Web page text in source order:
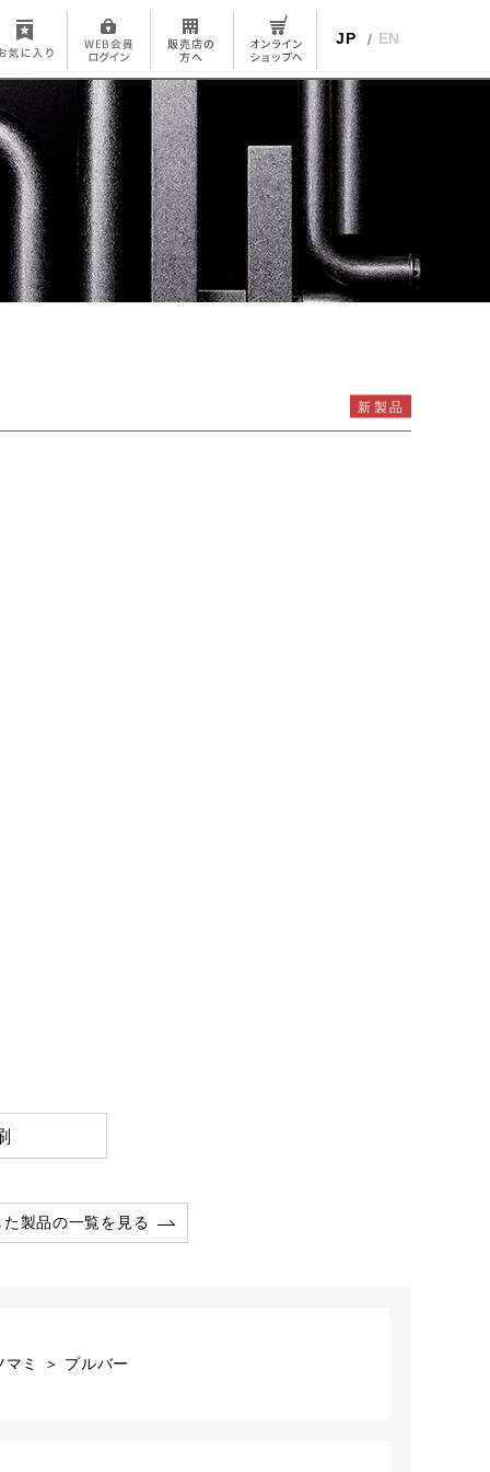
JP EN
新製品
製品の一覧を見る
ミ ＞ プルバー